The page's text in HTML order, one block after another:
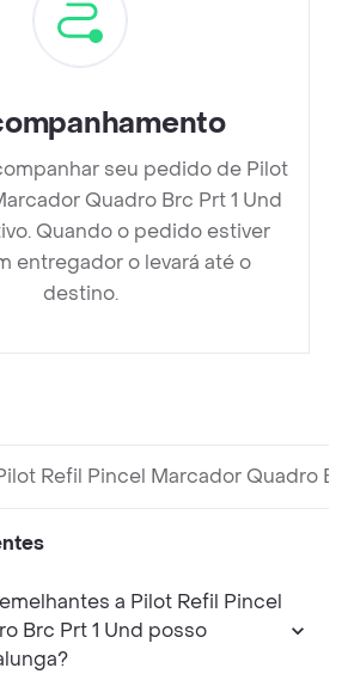
seu pedido de Pilot
Quadro Brc Prt 1 Und
Quando o pedido estiver
entregador o levará até o
destino.
Refil Pincel Marcador Quadro
a Pilot Refil Pincel
Brc Prt 1 Und posso